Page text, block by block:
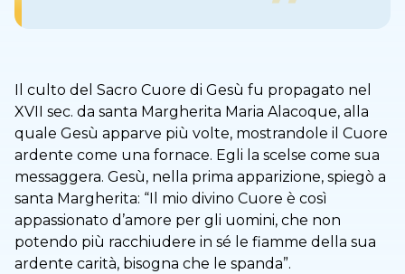
Il culto del Sacro Cuore di Gesù fu propagato nel
XVII sec. da santa Margherita Maria Alacoque, alla
quale Gesù apparve più volte, mostrandole il Cuore
ardente come una fornace. Egli la scelse come sua
messaggera. Gesù, nella prima apparizione, spiegò a
santa Margherita: “Il mio divino Cuore è così
appassionato d’amore per gli uomini, che non
potendo più racchiudere in sé le fiamme della sua
ardente carità, bisogna che le spanda”.